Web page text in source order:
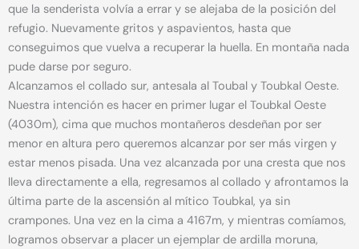
que la senderista volvía a errar y se alejaba de la posición del
refugio. Nuevamente gritos y aspavientos, hasta que
conseguimos que vuelva a recuperar la huella. En montaña nada
pude darse por seguro.
Alcanzamos el collado sur, antesala al Toubal y Toubkal Oeste.
Nuestra intención es hacer en primer lugar el Toubkal Oeste
(4030m), cima que muchos montañeros desdeñan por ser
menor en altura pero queremos alcanzar por ser más virgen y
estar menos pisada. Una vez alcanzada por una cresta que nos
lleva directamente a ella, regresamos al collado y afrontamos la
última parte de la ascensión al mítico Toubkal, ya sin
crampones. Una vez en la cima a 4167m, y mientras comíamos,
logramos observar a placer un ejemplar de ardilla moruna,